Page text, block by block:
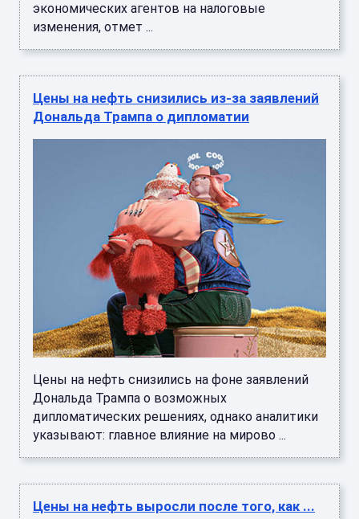
экономических агентов на налоговые
изменения, отмет ...
Цены на нефть снизились из-за заявлений
Дональда Трампа о дипломатии
Цены на нефть снизились на фоне заявлений
Дональда Трампа о возможных
дипломатических решениях, однако аналитики
указывают: главное влияние на мирово ...
Цены на нефть выросли после того, как ...